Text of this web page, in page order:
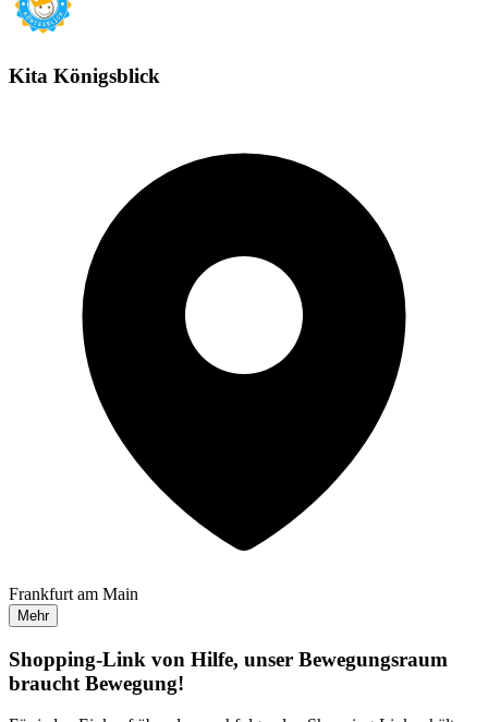
Kita Königsblick
Frankfurt am Main
Mehr
Shopping-Link von Hilfe, unser Bewegungsraum
braucht Bewegung!